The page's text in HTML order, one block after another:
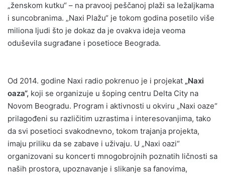
„ženskom kutku“ – na pravooj peščanoj plaži sa ležaljkama
i suncobranima. „Naxi Plažu“ je tokom godina posetilo više
miliona ljudi što je dokaz da je ovakva ideja veoma
oduševila sugrađane i posetioce Beograda.
Od 2014. godine Naxi radio pokrenuo je i projekat „Naxi
oaza“, koji se organizuje u šoping centru Delta City na
Novom Beogradu. Program i aktivnosti u okviru „Naxi oaze“
prilagođeni su različitim uzrastima i interesovanjima, tako
da svi posetioci svakodnevno, tokom trajanja projekta,
imaju priliku da se zabave i uživaju. U „Naxi oazi“
organizovani su koncerti mnogobrojnih poznatih ličnosti sa
naših prostora, upoznavanje i slikanje sa fanovima,